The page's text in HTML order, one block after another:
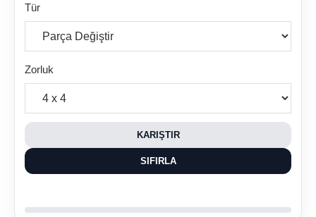
Tür
Zorluk
KARIŞTIR
SIFIRLA